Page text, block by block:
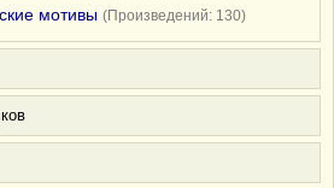
мотивы (Произведений: 130)